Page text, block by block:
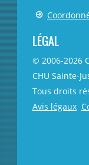
LÉGAL
© 2006-2026
CHU Sainte-
Tous droits
Avis légaux